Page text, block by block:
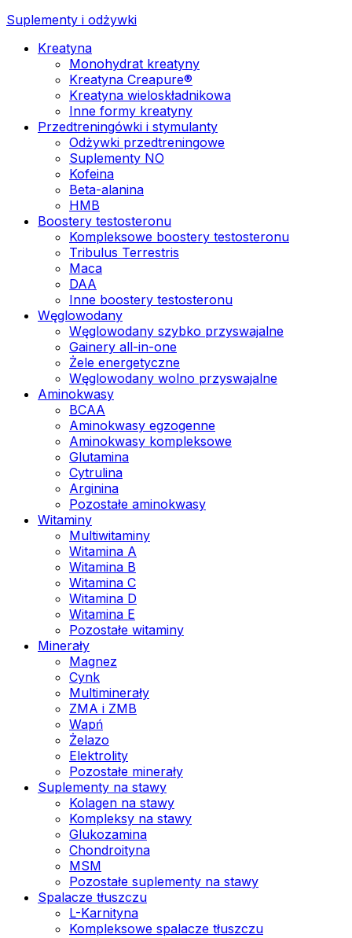
Suplementy i odżywki
Kreatyna
Monohydrat kreatyny
Kreatyna Creapure®
Kreatyna wieloskładnikowa
Inne formy kreatyny
Przedtreningówki i stymulanty
Odżywki przedtreningowe
Suplementy NO
Kofeina
Beta-alanina
HMB
Boostery testosteronu
Kompleksowe boostery testosteronu
Tribulus Terrestris
Maca
DAA
Inne boostery testosteronu
Węglowodany
Węglowodany szybko przyswajalne
Gainery all-in-one
Żele energetyczne
Węglowodany wolno przyswajalne
Aminokwasy
BCAA
Aminokwasy egzogenne
Aminokwasy kompleksowe
Glutamina
Cytrulina
Arginina
Pozostałe aminokwasy
Witaminy
Multiwitaminy
Witamina A
Witamina B
Witamina C
Witamina D
Witamina E
Pozostałe witaminy
Minerały
Magnez
Cynk
Multiminerały
ZMA i ZMB
Wapń
Żelazo
Elektrolity
Pozostałe minerały
Suplementy na stawy
Kolagen na stawy
Kompleksy na stawy
Glukozamina
Chondroityna
MSM
Pozostałe suplementy na stawy
Spalacze tłuszczu
L-Karnityna
Kompleksowe spalacze tłuszczu